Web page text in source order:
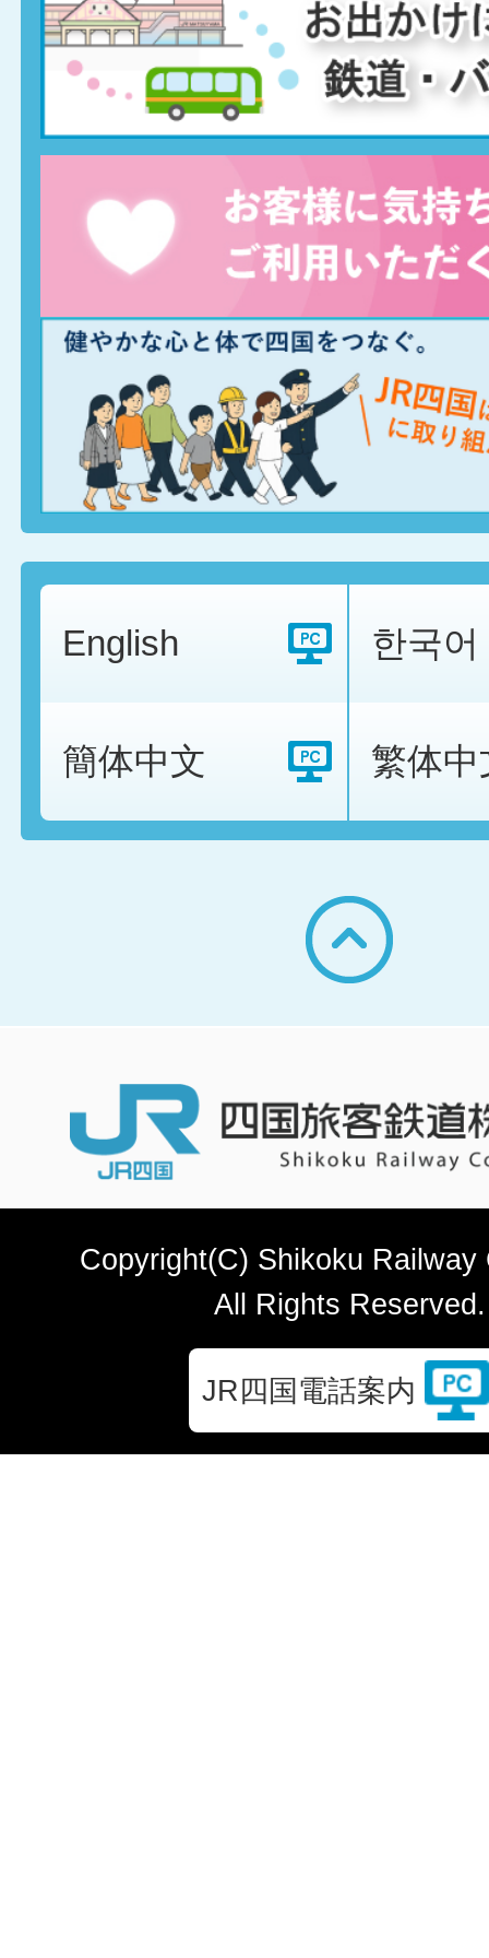
English 한국어
簡体中文 繁体中
Copyright(C) Shikoku Railway
All Rights Reserved.
JR四国電話案内